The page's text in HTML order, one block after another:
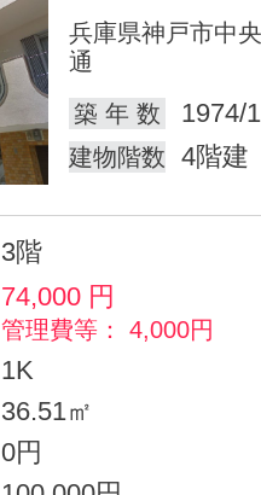
兵庫県神戸市中
通
築 年 数
1974/
建物階数 4階建
3階
74,000 円
管理費等： 4,000円
1K
36.51㎡
0円